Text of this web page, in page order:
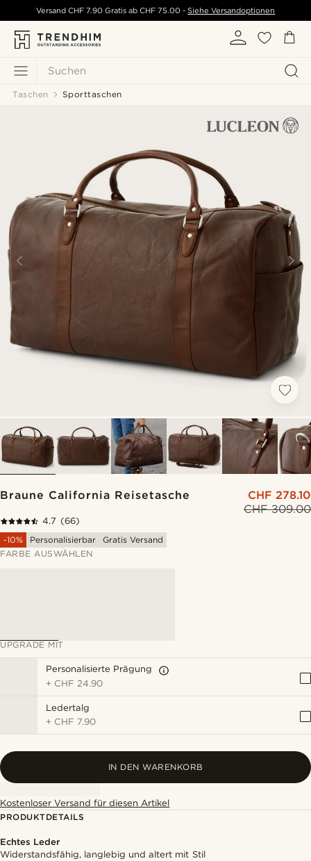
Suchen
Versand CHF 7.90 Gratis ab CHF 75.00 - Siehe Versandoptionen
Taschen Sporttaschen
Braune California Reisetasche
CHF 309.00
CHF 278.10
4.7 (66)
-10%
Personalisierbar
Gratis Versand
FARBE AUSWÄHLEN
UPGRADE MIT
Personalisierte Prägung
+ CHF 24.90
Ledertalg
+ CHF 7.90
IN DEN WARENKORB
Kostenloser Versand für diesen Artikel
PRODUKTDETAILS
Echtes Leder
Widerstandsfähig, langlebig und altert mit Stil